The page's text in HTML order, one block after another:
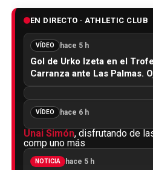
EN DIRECTO · ATHLETIC CLUB
VÍDEO hace 5 h
Gol de Urko Izeta en el
Carranza ante Las Palmas.
VÍDEO hace 6 h
Unai Simón, disfrutando de
comp uno más
NOTICIA hace 5 h